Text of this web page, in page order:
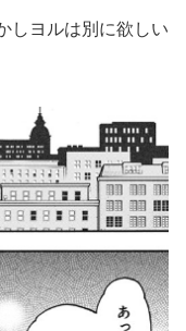
しヨルは別に欲しい